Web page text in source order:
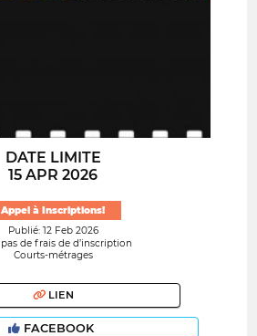
DATE LIMITE
15 APR 2026
Appel à Inscriptions!
Publié: 12 Feb 2026
pas de frais de d’inscription
Courts-métrages
LIEN
FACEBOOK